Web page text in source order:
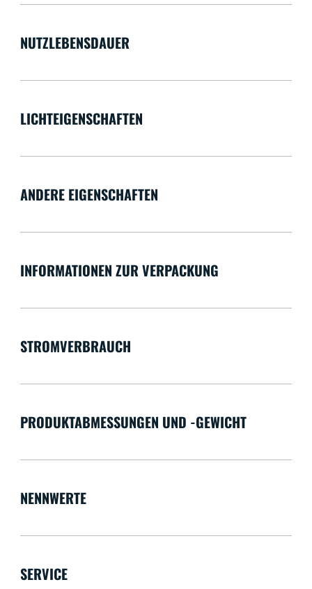
NUTZLEBENSDAUER
LICHTEIGENSCHAFTEN
ANDERE EIGENSCHAFTEN
INFORMATIONEN ZUR VERPACKUNG
STROMVERBRAUCH
PRODUKTABMESSUNGEN UND -GEWICHT
NENNWERTE
SERVICE